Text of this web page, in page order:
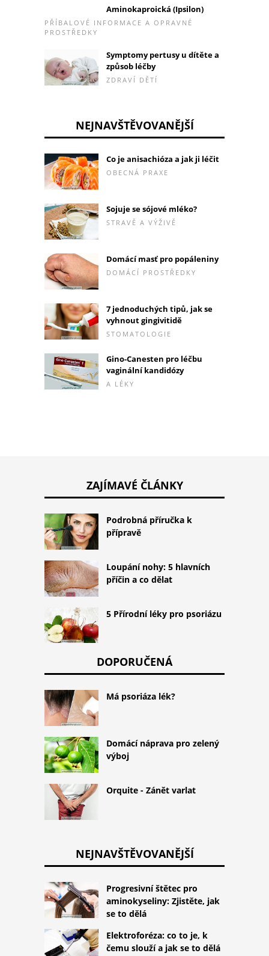
Aminokaproická (Ipsilon)
PŘÍBALOVÉ INFORMACE A OPRAVNÉ
PROSTŘEDKY
Symptomy pertusy u dítěte a
způsob léčby
ZDRAVÍ DĚTÍ
NEJNAVŠTĚVOVANĚJŠÍ
Co je anisachióza a jak ji léčit
OBECNÁ PRAXE
Sojuje se sójové mléko?
STRAVĚ A VÝŽIVĚ
Domácí masť pro popáleniny
DOMÁCÍ PROSTŘEDKY
7 jednoduchých tipů, jak se
vyhnout gingivitidě
STOMATOLOGIE
Gino-Canesten pro léčbu
vaginální kandidózy
A LÉKY
ZAJÍMAVÉ ČLÁNKY
Podrobná příručka k
přípravě
Loupání nohy: 5 hlavních
příčin a co dělat
5 Přírodní léky pro psoriázu
DOPORUČENÁ
Má psoriáza lék?
Domácí náprava pro zelený
výboj
Orquite - Zánět varlat
NEJNAVŠTĚVOVANĚJŠÍ
Progresivní štětec pro
aminokyseliny: Zjistěte, jak
se to dělá
Elektroforéza: co to je, k
čemu slouží a jak se to dělá